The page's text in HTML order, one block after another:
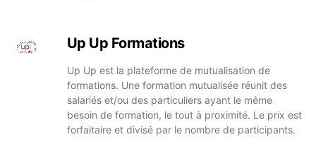
Up Up Formations
Up Up est la plateforme de mutualisation de
formations. Une formation mutualisée réunit des
salariés et/ou des particuliers ayant le même
besoin de formation, le tout à proximité. Le prix est
forfaitaire et divisé par le nombre de participants.